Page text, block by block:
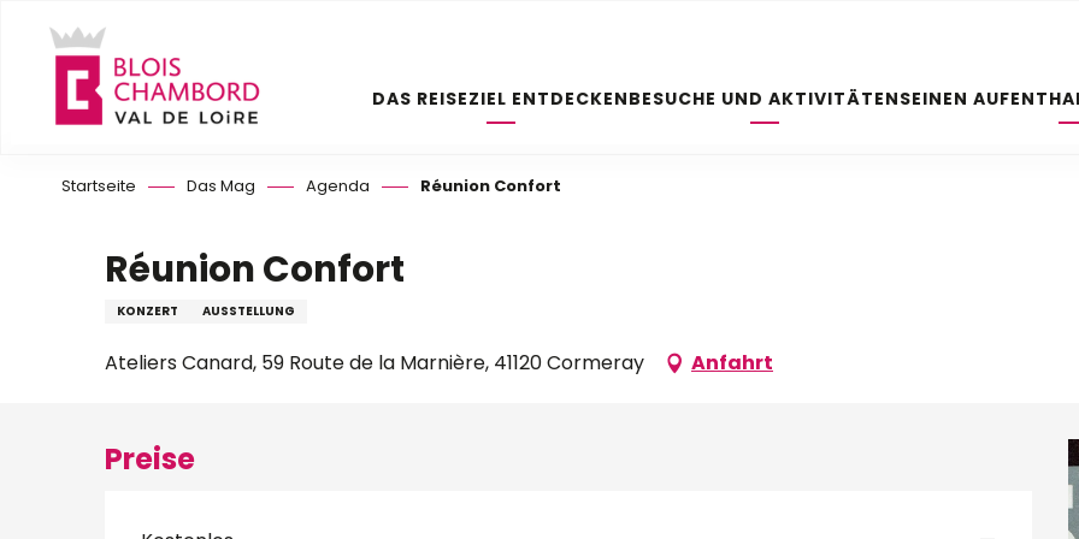
contenu
principal
DAS REISEZIEL ENTDECKENBESUCHE UND AKTIVITÄTENSEINEN
Startseite Das Mag Agenda Réunion Confort
Réunion Confort
KONZERT AUSSTELLUNG
Ateliers Canard, 59 Route de la Marnière, 41120 Cormeray Anfahrt
Preise